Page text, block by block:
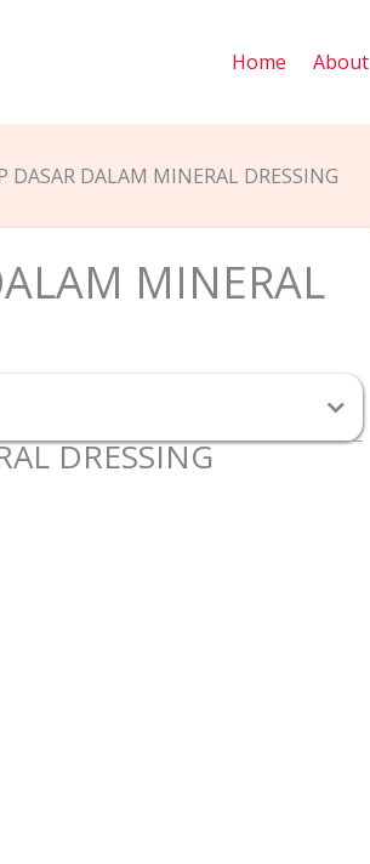
Home About
DASAR DALAM MINERAL DRESSING
MINERAL
DRESSING